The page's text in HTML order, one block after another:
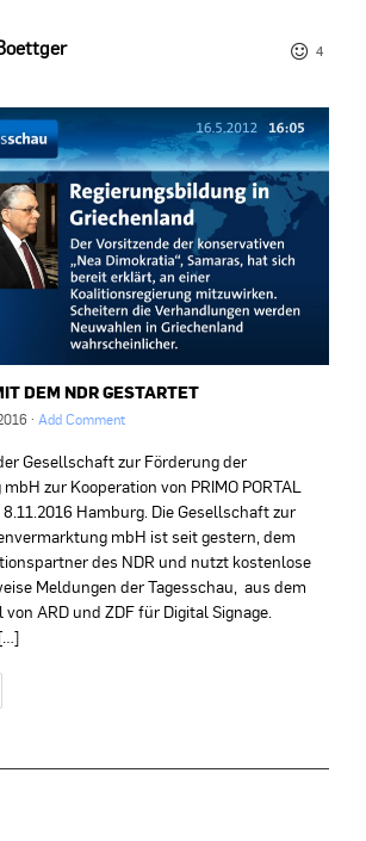
4
DEM NDR GESTARTET
·Add Comment
Gesellschaft zur Förderung der
zur Kooperation von PRIMO PORTAL
Hamburg. Die Gesellschaft zur
mbH ist seit gestern, dem
des NDR und nutzt kostenlose
Meldungen der Tagesschau, aus dem
ARD und ZDF für Digital Signage.